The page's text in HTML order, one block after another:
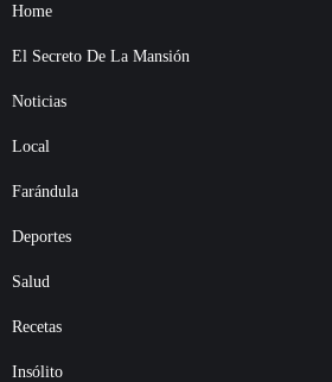
Home
El Secreto De La Mansión
Noticias
Local
Farándula
Deportes
Salud
Recetas
Insólito